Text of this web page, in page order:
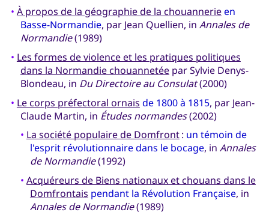
• À propos de la géographie de la chouannerieen
Basse-Normandie, par Jean Quellien, in Annales de
Normandie(1989)
• Les formes de violence et les pratiques politiques
dans la Normandie chouannetéepar Sylvie Denys-
Blondeau, in Du Directoire au Consulat(2000)
• Le corps préfectoral ornais de 1800 à 1815, par Jean-
Claude Martin, in Études normandes(2002)
• La société populaire de Domfront: un témoin de
l'esprit révolutionnaire dans le bocage, in Annales
de Normandie(1992)
• Acquéreurs de Biens nationaux et chouans dans le
Domfrontais pendant la Révolution Française, in
Annales de Normandie(1989)